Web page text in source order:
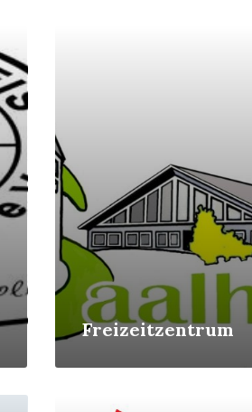
Freizeitzentrum